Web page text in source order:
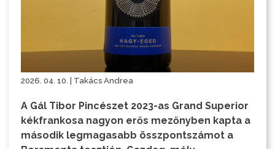
2026. 04. 10. | Takács Andrea
A Gál Tibor Pincészet 2023-as Grand Superior
kékfrankosa nagyon erős mezőnyben kapta a
második legmagasabb összpontszámot a